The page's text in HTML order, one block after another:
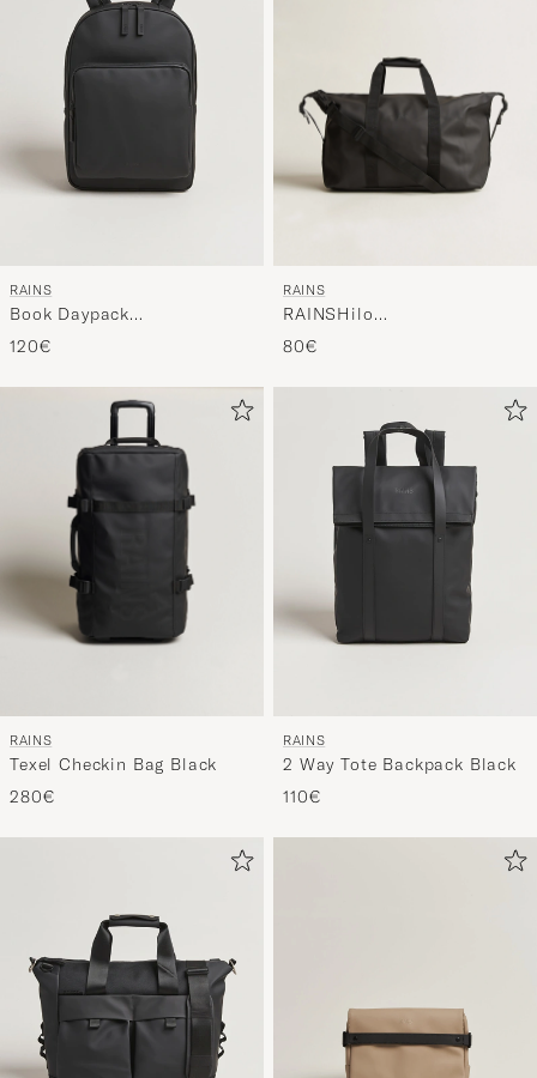
RAINS
Book Daypack
BackpackBlack
120€
RAINS
RAINSHilo
WeekendbagBlack
80€
RAINS
Texel Checkin Bag Black
280€
RAINS
2 Way Tote Backpack Black
110€